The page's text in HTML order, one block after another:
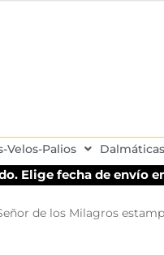
Velos-Palios Dalmáticas
Elige fecha de envío
de los Milagros